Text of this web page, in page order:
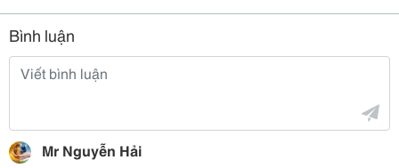
Bình luận
Mr Nguyễn Hải